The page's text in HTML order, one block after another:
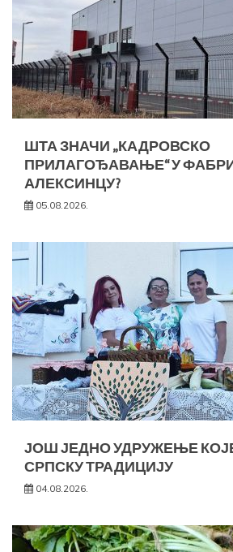
ШТА ЗНАЧИ „КАДРОВСКО
ПРИЛАГОЂАВАЊЕ“ У
АЛЕКСИНЦУ?
05.08.2026.
ЈОШ ЈЕДНО УДРУЖЕЊЕ
СРПСКУ ТРАДИЦИЈУ
04.08.2026.